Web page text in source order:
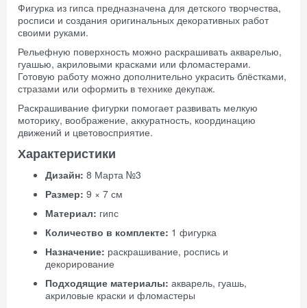
Фигурка из гипса предназначена для детского творчества,
росписи и создания оригинальных декоративных работ
своими руками.
Рельефную поверхность можно раскрашивать акварелью,
гуашью, акриловыми красками или фломастерами.
Готовую работу можно дополнительно украсить блёстками,
стразами или оформить в технике декупаж.
Раскрашивание фигурки помогает развивать мелкую
моторику, воображение, аккуратность, координацию
движений и цветовосприятие.
Характеристики
Дизайн: 8 Марта №3
Размер: 9 × 7 см
Материал: гипс
Количество в комплекте: 1 фигурка
Назначение: раскрашивание, роспись и
декорирование
Подходящие материалы: акварель, гуашь,
акриловые краски и фломастеры